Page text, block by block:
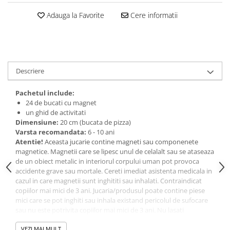
Animale salbatice
Ocean si gheata
Reptile si amfibieni
Set figurine
Viata la ferma
Bancuri de lucru cu unelte
Constructii, cuburi, forme si culori
Corturi de joaca
Jucarii de rol
Jucarii pentru baie
La doctor
amprente
Turnuri de invatareAdauga la Favorite Cere informatii
Descriere
Pachetul include:
24 de bucati cu magnet
un ghid de activitati
Dimensiune: 20 cm (bucata de pizza)
Varsta recomandata: 6 - 10 ani
Atentie! Aceasta jucarie contine magneti sau componenete
magnetice. Magnetii care se lipesc unul de celalalt sau se ataseaza
de un obiect metalic in interiorul corpului uman pot provoca
accidente grave sau mortale. Cereti imediat asistenta medicala in
cazul in care magnetii sunt inghititi sau inhalati. Contraindicat
copiilor mai mici de 3 ani. Jucaria/produsul poate contine piese
mici care se pot inghiti sau inhala existand pericolul de sufocare
ambalajele jucariilor/produselor la indemana copiilor. Indepartati